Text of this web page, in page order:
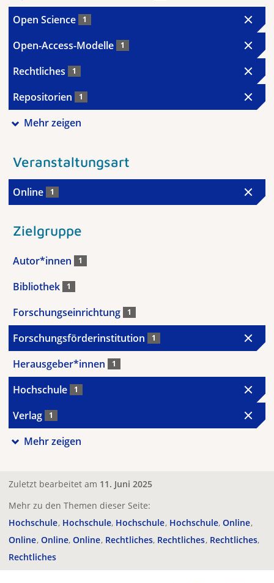
Open Science 1
Open-Access-Modelle 1
Rechtliches 1
Repositorien 1
Mehr zeigen
Veranstaltungsart
Online 1
Zielgruppe
Autor*innen 1
Bibliothek 1
Forschungseinrichtung 1
Forschungsförderinstitution 1
Herausgeber*innen 1
Hochschule 1
Verlag 1
Mehr zeigen
Zuletzt bearbeitet am 11. Juni 2025
Mehr zu den Themen dieser Seite:
Hochschule Hochschule Hochschule Hochschule Online
Online Online Online Rechtliches Rechtliches Rechtliches
Rechtliches